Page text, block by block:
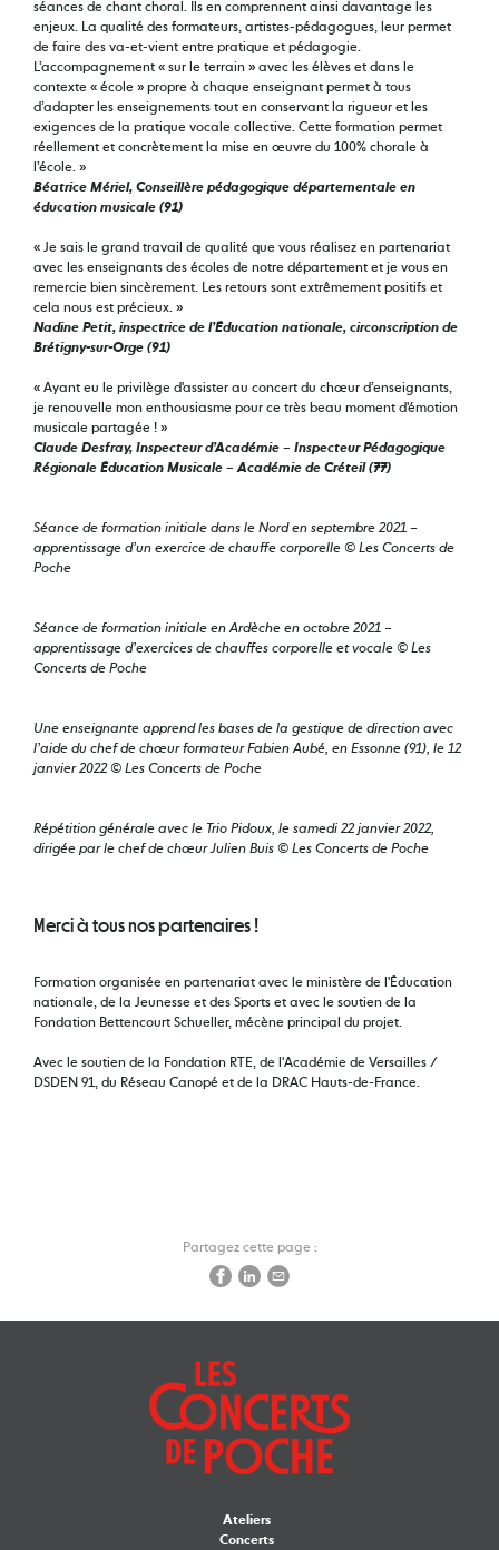
séances de chant choral. Ils en comprennent ainsi davantage les
enjeux. La qualité des formateurs, artistes-pédagogues, leur permet
de faire des va-et-vient entre pratique et pédagogie.
L’accompagnement « sur le terrain » avec les élèves et dans le
contexte « école » propre à chaque enseignant permet à tous
d’adapter les enseignements tout en conservant la rigueur et les
exigences de la pratique vocale collective. Cette formation permet
réellement et concrètement la mise en œuvre du 100% chorale à
l’école. »
Béatrice Mériel, Conseillère pédagogique départementale en
éducation musicale (91)
« Je sais le grand travail de qualité que vous réalisez en partenariat
avec les enseignants des écoles de notre département et je vous en
remercie bien sincèrement. Les retours sont extrêmement positifs et
cela nous est précieux. »
Nadine Petit, inspectrice de l’Éducation nationale, circonscription de
Brétigny-sur-Orge (91)
« Ayant eu le privilège d'assister au concert du chœur d’enseignants,
je renouvelle mon enthousiasme pour ce très beau moment d'émotion
musicale partagée ! »
Claude Desfray, Inspecteur d’Académie – Inspecteur Pédagogique
Régionale Éducation Musicale – Académie de Créteil (77)
Séance de formation initiale dans le Nord en septembre 2021 –
apprentissage d’un exercice de chauffe corporelle © Les Concerts de
Poche
Séance de formation initiale en Ardèche en octobre 2021 –
apprentissage d’exercices de chauffes corporelle et vocale © Les
Concerts de Poche
Une enseignante apprend les bases de la gestique de direction avec
l’aide du chef de chœur formateur Fabien Aubé, en Essonne (91), le 12
janvier 2022 © Les Concerts de Poche
Répétition générale avec le Trio Pidoux, le samedi 22 janvier 2022,
dirigée par le chef de chœur Julien Buis © Les Concerts de Poche
Merci à tous nos partenaires !
Formation organisée en partenariat avec le ministère de l'Éducation
nationale, de la Jeunesse et des Sports et avec le soutien de la
Fondation Bettencourt Schueller, mécène principal du projet.
Avec le soutien de la Fondation RTE, de l'Académie de Versailles /
DSDEN 91, du Réseau Canopé et de la DRAC Hauts-de-France.
Partagez cette page :
Ateliers
Concerts